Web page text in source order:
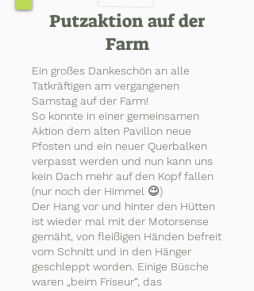
Putzaktion auf der
Farm
Ein großes Dankeschön an alle
Tatkräftigen am vergangenen
Samstag auf der Farm!
So konnte in einer gemeinsamen
Aktion dem alten Pavillon neue
Pfosten und ein neuer Querbalken
verpasst werden und nun kann uns
kein Dach mehr auf den Kopf fallen
(nur noch der Himmel 😉)
Der Hang vor und hinter den Hütten
ist wieder mal mit der Motorsense
gemäht, von fleißigen Händen befreit
vom Schnitt und in den Hänger
geschleppt worden. Einige Büsche
waren „beim Friseur“, das